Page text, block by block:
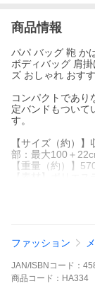
商品情報
パパ バッグ 鞄 か
ボディバッグ 肩
ズ おしゃれ おす
コンパクトであり
定バンドもついて
す。
【サイズ（約）
部：最大100＋
【重量（約）】
ポケット×3 D
【生産国】企画
お使い頂けるもの
が落下しないよう
ファッション
JAN/ISBNコード：
商品 コード： HA334